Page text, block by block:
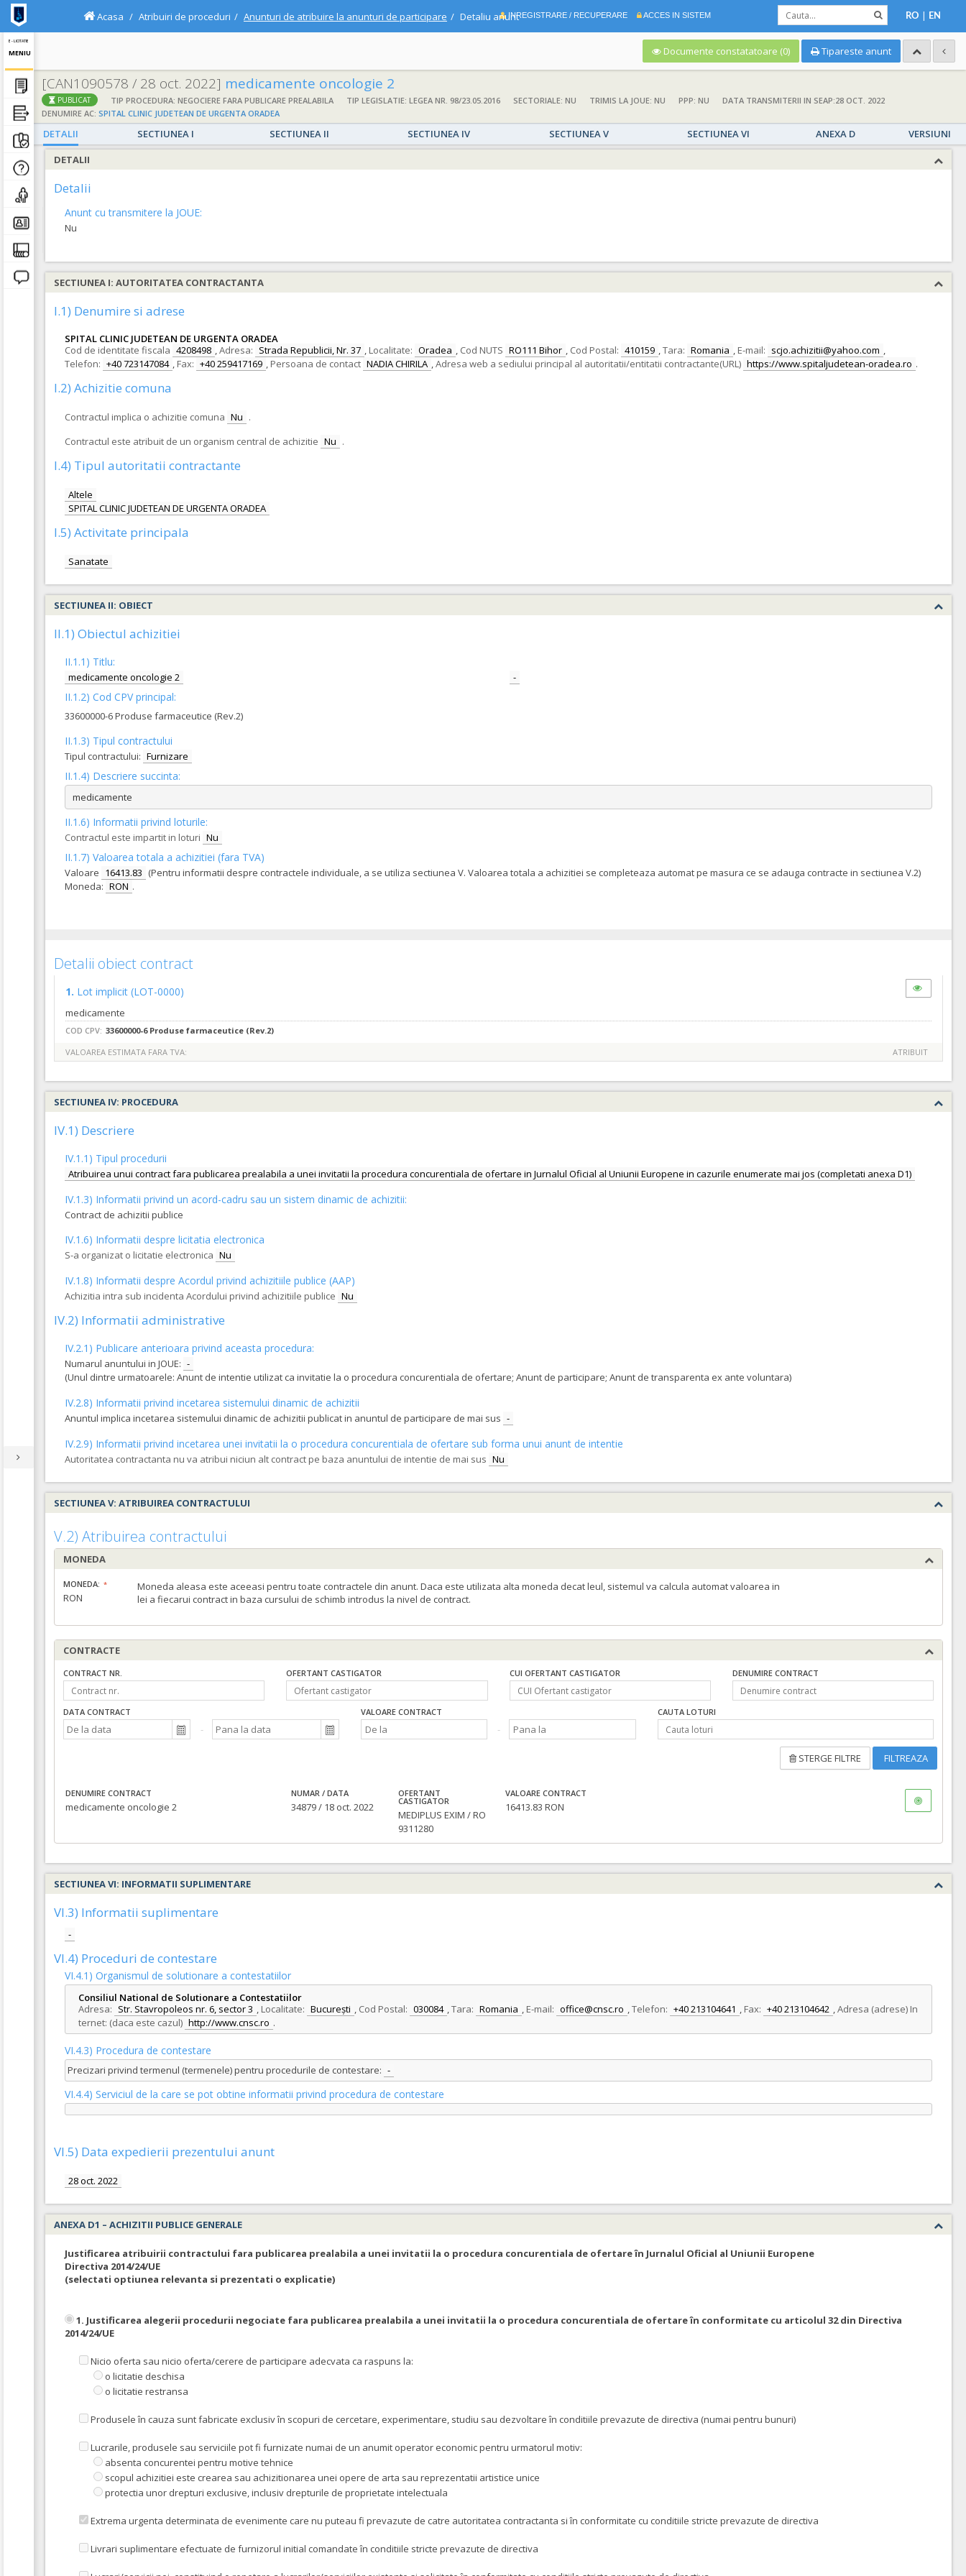
E - LICITATIE
MENIU
INREGISTRARE / RECUPERARE ACCES IN SISTEM RO | EN
Acasa Atribuiri de proceduri Anunturi de atribuire la anunturi de participare Detaliu anunt
Documente constatatoare (0) Tipareste anunt
[CAN1090578 / 28 oct. 2022] medicamente oncologie 2
PUBLICAT TIP PROCEDURA: NEGOCIERE FARA PUBLICARE PREALABILA TIP LEGISLATIE: LEGEA NR. 98/23.05.2016 SECTORIALE: NU TRIMIS LA JOUE: NU PPP: NU
DATA TRANSMITERII IN SEAP:28 OCT. 2022
DENUMIRE AC: SPITAL CLINIC JUDETEAN DE URGENTA ORADEA
DETALII SECTIUNEA I SECTIUNEA II SECTIUNEA IV SECTIUNEA V SECTIUNEA VI ANEXA D
VERSIUNI
DETALII
Detalii
Anunt cu transmitere la JOUE:
Nu
SECTIUNEA I: AUTORITATEA CONTRACTANTA
I.1) Denumire si adrese
SPITAL CLINIC JUDETEAN DE URGENTA ORADEA
Cod de identitate fiscala 4208498 ,Adresa: Strada Republicii, Nr. 37 , Localitate: Oradea , Cod NUTS RO111 Bihor , Cod Postal: 410159 ,Tara: Romania , E-mail: scjo.achizitii@yahoo.com ,
Telefon: +40 723147084 , Fax: +40 259417169 , Persoana de contact NADIA CHIRILA ,Adresa web a sediului principal al autoritatii/entitatii contractante(URL) https://www.spitaljudetean-oradea.ro .
I.2) Achizitie comuna
Contractul implica o achizitie comuna Nu .
Contractul este atribuit de un organism central de achizitie Nu .
I.4) Tipul autoritatii contractante
Altele
SPITAL CLINIC JUDETEAN DE URGENTA ORADEA
I.5) Activitate principala
Sanatate
SECTIUNEA II: OBIECT
II.1) Obiectul achizitiei
II.1.1) Titlu:
medicamente oncologie 2 -
II.1.2) Cod CPV principal:
33600000-6 Produse farmaceutice (Rev.2)
II.1.3) Tipul contractului
Tipul contractului: Furnizare
II.1.4) Descriere succinta:
medicamente
II.1.6) Informatii privind loturile:
Contractul este impartit in loturi Nu
II.1.7) Valoarea totala a achizitiei (fara TVA)
Valoare 16413.83 (Pentru informatii despre contractele individuale, a se utiliza sectiunea V. Valoarea totala a achizitiei se completeaza automat pe masura ce se adauga contracte in sectiunea V.2)
Moneda: RON .
Detalii obiect contract
1. Lot implicit (LOT-0000)
medicamente
COD CPV: 33600000-6 Produse farmaceutice (Rev.2)
VALOAREA ESTIMATA FARA TVA:
ATRIBUIT
SECTIUNEA IV: PROCEDURA
IV.1) Descriere
IV.1.1) Tipul procedurii
Atribuirea unui contract fara publicarea prealabila a unei invitatii la procedura concurentiala de ofertare in Jurnalul Oficial al Uniunii Europene in cazurile enumerate mai jos (completati anexa D1)
IV.1.3) Informatii privind un acord-cadru sau un sistem dinamic de achizitii:
Contract de achizitii publice
IV.1.6) Informatii despre licitatia electronica
S-a organizat o licitatie electronica Nu
IV.1.8) Informatii despre Acordul privind achizitiile publice (AAP)
Achizitia intra sub incidenta Acordului privind achizitiile publice Nu
IV.2) Informatii administrative
IV.2.1) Publicare anterioara privind aceasta procedura:
Numarul anuntului in JOUE: -
(Unul dintre urmatoarele: Anunt de intentie utilizat ca invitatie la o procedura concurentiala de ofertare; Anunt de participare; Anunt de transparenta ex ante voluntara)
IV.2.8) Informatii privind incetarea sistemului dinamic de achizitii
Anuntul implica incetarea sistemului dinamic de achizitii publicat in anuntul de participare de mai sus -
IV.2.9) Informatii privind incetarea unei invitatii la o procedura concurentiala de ofertare sub forma unui anunt de intentie
Autoritatea contractanta nu va atribui niciun alt contract pe baza anuntului de intentie de mai sus Nu
SECTIUNEA V: ATRIBUIREA CONTRACTULUI
V.2) Atribuirea contractului
MONEDA
MONEDA:
RON
Moneda aleasa este aceeasi pentru toate contractele din anunt. Daca este utilizata alta moneda decat leul, sistemul va calcula automat valoarea in
lei a fiecarui contract in baza cursului de schimb introdus la nivel de contract.
CONTRACTE
CONTRACT NR. OFERTANT CASTIGATOR CUI OFERTANT CASTIGATOR DENUMIRE CONTRACT
DATA CONTRACT VALOARE CONTRACT CAUTA LOTURI
STERGE FILTRE FILTREAZA
DENUMIRE CONTRACT
medicamente oncologie 2
NUMAR / DATA
34879 / 18 oct. 2022
OFERTANT
CASTIGATOR
MEDIPLUS EXIM / RO
9311280
VALOARE CONTRACT
16413.83 RON
SECTIUNEA VI: INFORMATII SUPLIMENTARE
VI.3) Informatii suplimentare
-
VI.4) Proceduri de contestare
VI.4.1) Organismul de solutionare a contestatiilor
Consiliul National de Solutionare a Contestatiilor
Adresa: Str. Stavropoleos nr. 6, sector 3 , Localitate: București , Cod Postal: 030084 ,Tara: Romania , E-mail: office@cnsc.ro ,Telefon: +40 213104641 , Fax: +40 213104642 ,Adresa (adrese) In
ternet: (daca este cazul) http://www.cnsc.ro .
VI.4.3) Procedura de contestare
Precizari privind termenul (termenele) pentru procedurile de contestare: -
VI.4.4) Serviciul de la care se pot obtine informatii privind procedura de contestare
VI.5) Data expedierii prezentului anunt
28 oct. 2022
ANEXA D1 – ACHIZITII PUBLICE GENERALE
Justificarea atribuirii contractului fara publicarea prealabila a unei invitatii la o procedura concurentiala de ofertare în Jurnalul Oficial al Uniunii Europene
Directiva 2014/24/UE
(selectati optiunea relevanta si prezentati o explicatie)
1. Justificarea alegerii procedurii negociate fara publicarea prealabila a unei invitatii la o procedura concurentiala de ofertare în conformitate cu articolul 32 din Directiva
2014/24/UE
Nicio oferta sau nicio oferta/cerere de participare adecvata ca raspuns la:
o licitatie deschisa
o licitatie restransa
Produsele în cauza sunt fabricate exclusiv în scopuri de cercetare, experimentare, studiu sau dezvoltare în conditiile prevazute de directiva (numai pentru bunuri)
Lucrarile, produsele sau serviciile pot fi furnizate numai de un anumit operator economic pentru urmatorul motiv:
absenta concurentei pentru motive tehnice
scopul achizitiei este crearea sau achizitionarea unei opere de arta sau reprezentatii artistice unice
protectia unor drepturi exclusive, inclusiv drepturile de proprietate intelectuala
Extrema urgenta determinata de evenimente care nu puteau fi prevazute de catre autoritatea contractanta si în conformitate cu conditiile stricte prevazute de directiva
Livrari suplimentare efectuate de furnizorul initial comandate în conditiile stricte prevazute de directiva